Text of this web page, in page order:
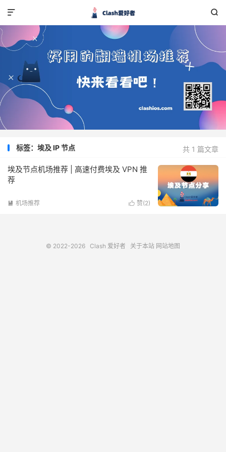


共 1 篇文章
标签：埃及 IP 节点
埃及节点机场推荐 | 高速付费埃及 VPN 推
荐
 赞(2)
 机场推荐
© 2022-2026 Clash 爱好者 关于本站 网站地图